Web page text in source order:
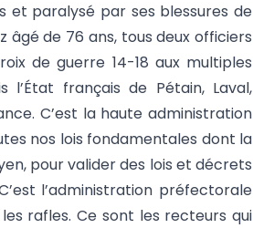
et paralysé par ses blessures de
de 76 ans, tous deux officiers
de guerre 14-18 aux multiples
français de Pétain, Laval,
C’est la haute administration
nos lois fondamentales dont la
pour valider des lois et décrets
l’administration préfectorale
rafles. Ce sont les recteurs qui